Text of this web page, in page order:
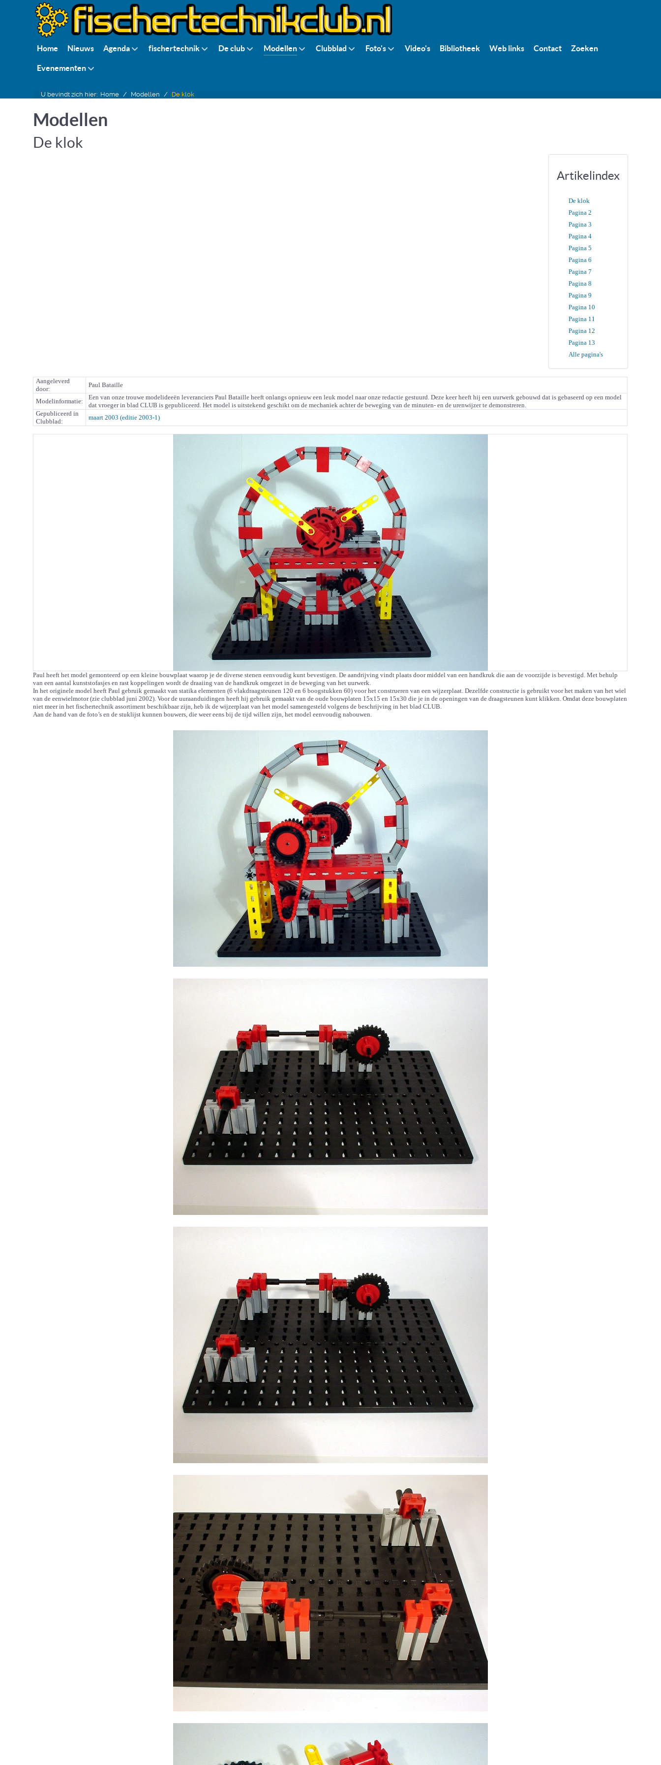
Home Nieuws Agenda fischertechnik De club Modellen Clubblad Foto's Video's Bibliotheek Web links Contact Zoeken
Evenementen
U bevindt zich hier: Home Modellen De klok
Modellen
De klok
Artikelindex
De klok
Pagina 2
Pagina 3
Pagina 4
Pagina 5
Pagina 6
Pagina 7
Pagina 8
Pagina 9
Pagina 10
Pagina 11
Pagina 12
Pagina 13
Alle pagina's
Aangeleverd
door:
Paul Bataille
Modelinformatie:
Een van onze trouwe modelideeën leveranciers Paul Bataille heeft onlangs opnieuw een leuk model naar onze redactie gestuurd. Deze keer heeft hij een uurwerk gebouwd dat is gebaseerd op een model
dat vroeger in blad CLUB is gepubliceerd. Het model is uitstekend geschikt om de mechaniek achter de beweging van de minuten- en de urenwijzer te demonstreren.
Gepubliceerd in
Clubblad:
maart 2003 (editie 2003-1)
Paul heeft het model gemonteerd op een kleine bouwplaat waarop je de diverse stenen eenvoudig kunt bevestigen. De aandrijving vindt plaats door middel van een handkruk die aan de voorzijde is bevestigd. Met behulp
van een aantal kunststofasjes en rast koppelingen wordt de draaiing van de handkruk omgezet in de beweging van het uurwerk.
In het originele model heeft Paul gebruik gemaakt van statika elementen (6 vlakdraagsteunen 120 en 6 boogstukken 60) voor het construeren van een wijzerplaat. Dezelfde constructie is gebruikt voor het maken van het wiel
van de eenwielmotor (zie clubblad juni 2002). Voor de uuraanduidingen heeft hij gebruik gemaakt van de oude bouwplaten 15x15 en 15x30 die je in de openingen van de draagsteunen kunt klikken. Omdat deze bouwplaten
niet meer in het fischertechnik assortiment beschikbaar zijn, heb ik de wijzerplaat van het model samengesteld volgens de beschrijving in het blad CLUB.
Aan de hand van de foto’s en de stuklijst kunnen bouwers, die weer eens bij de tijd willen zijn, het model eenvoudig nabouwen.